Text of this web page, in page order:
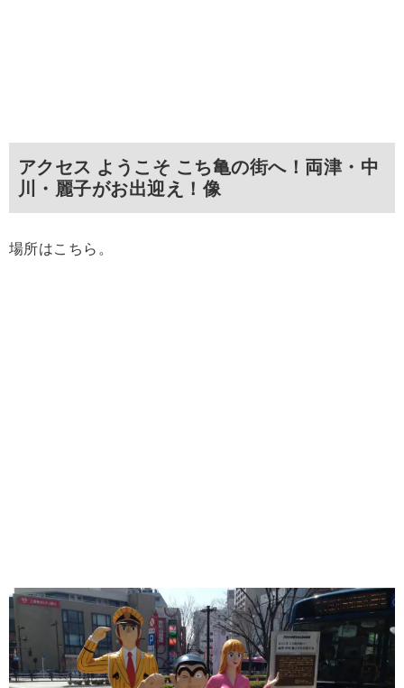
アクセス ようこそ こち亀の街へ！両津・中
川・麗子がお出迎え！像
場所はこちら。